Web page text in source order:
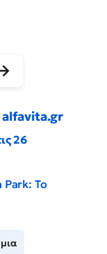
alfavita.gr
26
Park: Το